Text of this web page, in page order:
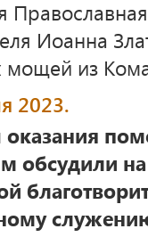
Иоанна
мощей из
2023.
оказания
обсудили